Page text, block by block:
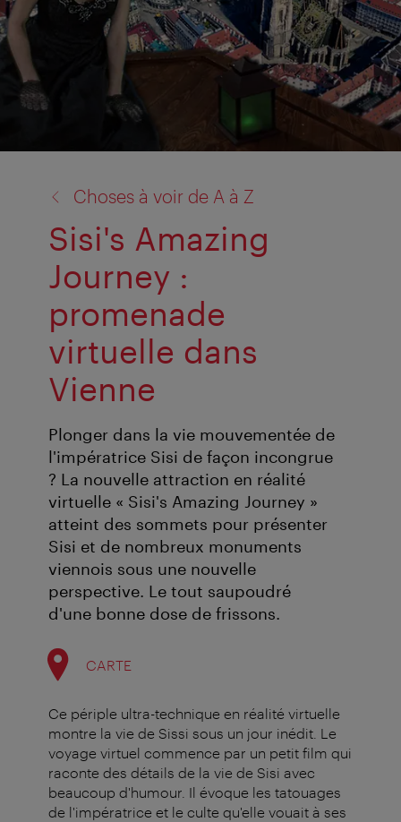
Choses à voir de A à Z
Sisi's Amazing
Journey :
promenade
virtuelle dans
Vienne
Plonger dans la vie mouvementée de
l'impératrice Sisi de façon incongrue
? La nouvelle attraction en réalité
virtuelle « Sisi's Amazing Journey »
atteint des sommets pour présenter
Sisi et de nombreux monuments
viennois sous une nouvelle
perspective. Le tout saupoudré
d'une bonne dose de frissons.
CARTE
Ce périple ultra-technique en réalité virtuelle
montre la vie de Sissi sous un jour inédit. Le
voyage virtuel commence par un petit film qui
raconte des détails de la vie de Sisi avec
beaucoup d'humour. Il évoque les tatouages
de l'impératrice et le culte qu'elle vouait à ses